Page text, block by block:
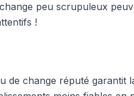
peu scrupuleux
!
de change réputé garantit